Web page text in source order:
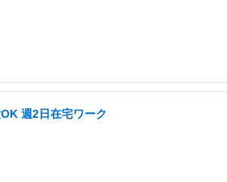
週2日在宅ワーク